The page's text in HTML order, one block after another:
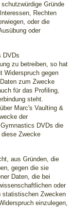
Gründe
Rechten
oder die
oder
DVDs
zu betreiben, so hat
Widerspruch gegen
zum Zwecke
für das Profiling,
steht.
Marc's Vaulting &
der
DVDs die
Zwecke
aus Gründen, die
gegen die sie
Daten, die bei
oder
statistischen Zwecken
einzulegen,